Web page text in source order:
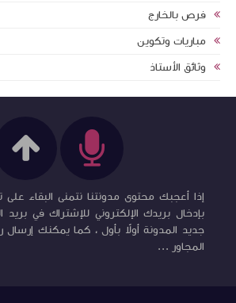
فرص بالخارج
مباريات وتكوين
وثائق الأستاذ
إذا أعجبك محتوى مدونتنا نتمنى البقاء
بإدخال بريدك الإلكتروني للإشتراك في
جديد المدونة أولاً بأول ، كما يمكنك إرسال
المجاور ...